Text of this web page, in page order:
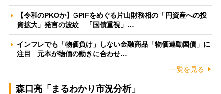
【令和のPKOか】GPIFをめぐる片山財務相の「円資産への投
資拡大」発言の波紋 「国債重視」…
インフレでも「物価負け」しない金融商品「物価連動国債」に
注目 元本が物価の動きに合わせ…
一覧を見る
森口亮「まるわかり市況分析」